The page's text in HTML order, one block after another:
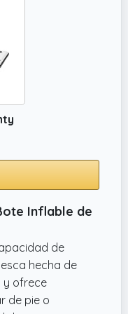
Inflable de
de
hecha de
y ofrece
de pie o